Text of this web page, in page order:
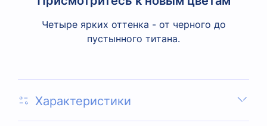
Четыре ярких оттенка - от черного до
пустынного титана.
Характеристики